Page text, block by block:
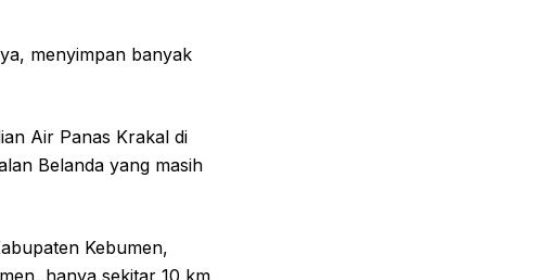
menyimpan banyak
Air Panas Krakal di
Belanda yang masih
Kebumen,
hanya sekitar 10 km